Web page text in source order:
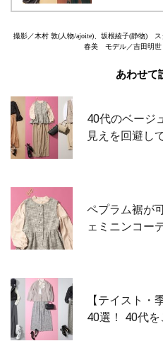
撮影／木村 敦(人物/ajoite)、坂根綾子(静物)
春美 モデル／吉田明
あわせて
40代のベージ
見えを回避し
ペプラム裾が
ェミニンコー
【テイスト・
40選！ 40代